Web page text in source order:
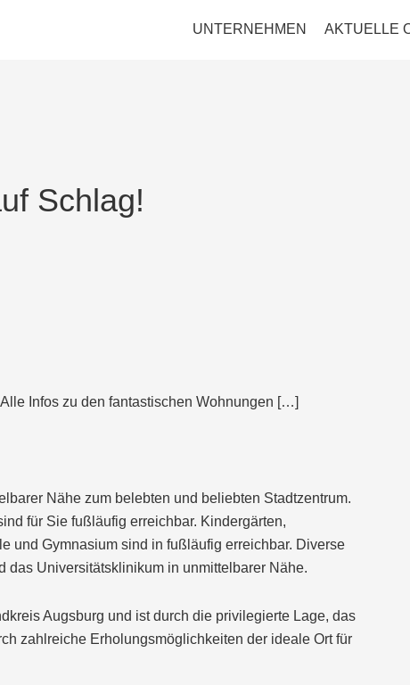
UNTERNEHMEN AKTUELLE
Schlag!
Infos zu den fantastischen Wohnungen […]
Nähe zum belebten und beliebten Stadtzentrum.
für Sie fußläufig erreichbar. Kindergärten,
und Gymnasium sind in fußläufig erreichbar. Diverse
das Universitätsklinikum in unmittelbarer Nähe.
Augsburg und ist durch die privilegierte Lage, das
zahlreiche Erholungsmöglichkeiten der ideale Ort für